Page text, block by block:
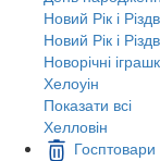
Новий Рік і
Новий Рік і
Новорічні
Хелоуін
Показати всі
Хелловін
Госптовари